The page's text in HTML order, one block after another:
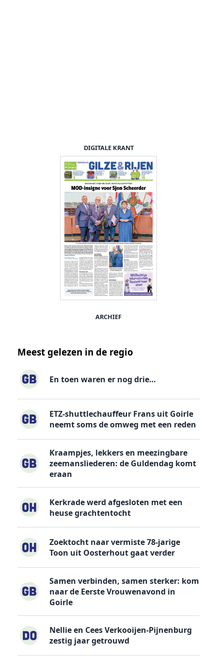
DIGITALE KRANT
ARCHIEF
Meest gelezen in de regio
En toen waren er nog drie…
ETZ-shuttlechauffeur Frans uit Goirle
neemt soms de omweg met een reden
Kraampjes, lekkers en meezingbare
zeemansliederen: de Guldendag komt
eraan
Kerkrade werd afgesloten met een
heuse grachtentocht
Zoektocht naar vermiste 78-jarige
Toon uit Oosterhout gaat verder
Samen verbinden, samen sterker: kom
naar de Eerste Vrouwenavond in
Goirle
Nellie en Cees Verkooijen-Pijnenburg
zestig jaar getrouwd